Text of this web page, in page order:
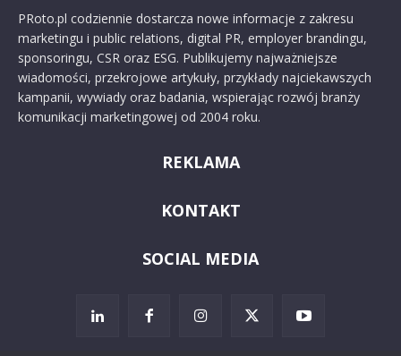
PRoto.pl codziennie dostarcza nowe informacje z zakresu
marketingu i public relations, digital PR, employer brandingu,
sponsoringu, CSR oraz ESG. Publikujemy najważniejsze
wiadomości, przekrojowe artykuły, przykłady najciekawszych
kampanii, wywiady oraz badania, wspierając rozwój branży
komunikacji marketingowej od 2004 roku.
REKLAMA
KONTAKT
SOCIAL MEDIA